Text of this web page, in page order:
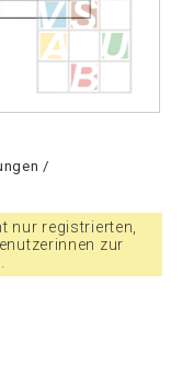
/
nur registrierten,
zur